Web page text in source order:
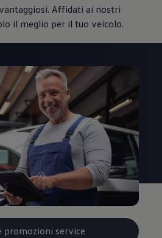
Affidati ai nostri
il meglio per il tuo veicolo.
promozioni service